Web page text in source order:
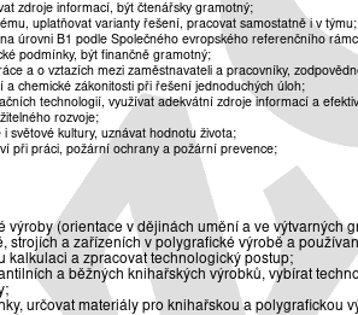
zdroje informací, být čtenářsky gramotný;
uplatňovat varianty řešení, pracovat samostatně i v týmu;
úrovni B1 podle Společného evropského referenčního
podmínky, být finančně gramotný;
a o vztazích mezi zaměstnavateli a pracovníky,
a chemické zákonitosti při řešení jednoduchých úloh;
technologií, využívat adekvátní zdroje informací a
rozvoje;
světové kultury, uznávat hodnotu života;
při práci, požární ochrany a požární prevence;
výroby (orientace v dějinách umění a ve
strojích a zařízeních v polygrafické výrobě a
kalkulaci a zpracovat technologický postup;
a běžných knihařských výrobků, vybírat
určovat materiály pro knihařskou a